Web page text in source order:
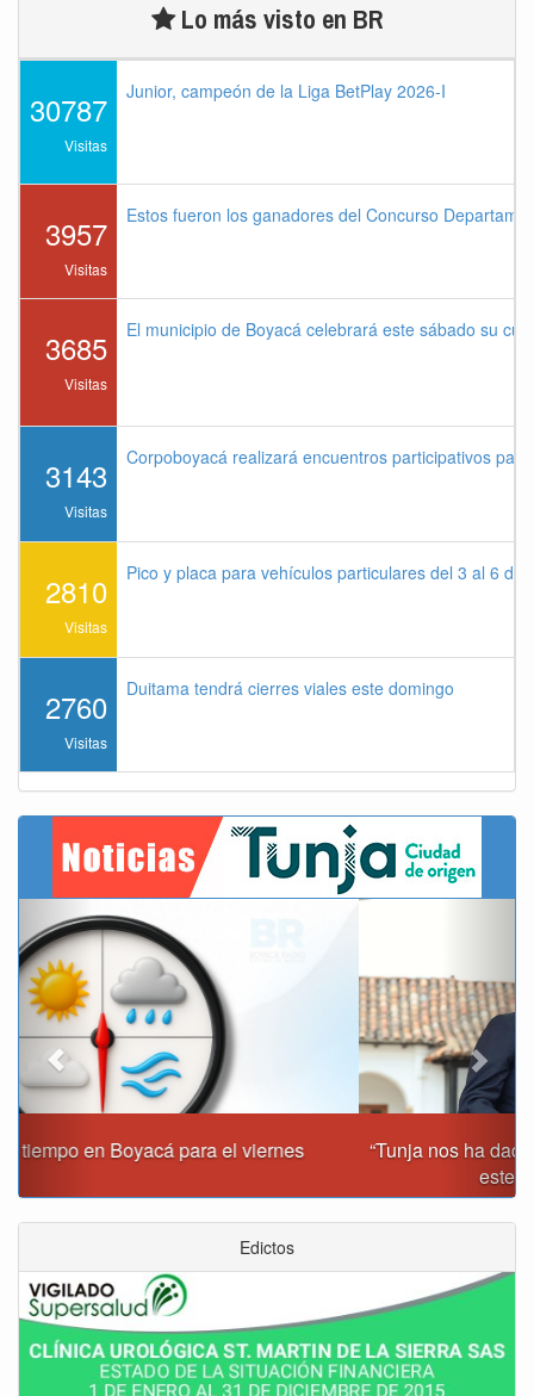
Lo más visto en BR
30787
Visitas
Junior, campeón de la Liga BetPlay 2026-I
3957
Visitas
Estos fueron los ganadores del Concurso
3685
Visitas
El municipio de Boyacá celebrará este sábado su
3143
Visitas
Corpoboyacá realizará encuentros participativos
2810
Visitas
Pico y placa para vehículos particulares del 3 al 6 de
2760
Visitas
Duitama tendrá cierres viales este domingo
“Tunja nos ha dado demasiado y no podemos fallarle en
Previous
Edictos